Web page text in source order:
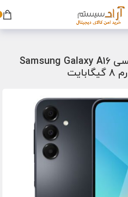
گوشی سامسونگ گلکسی Samsung Galaxy A16